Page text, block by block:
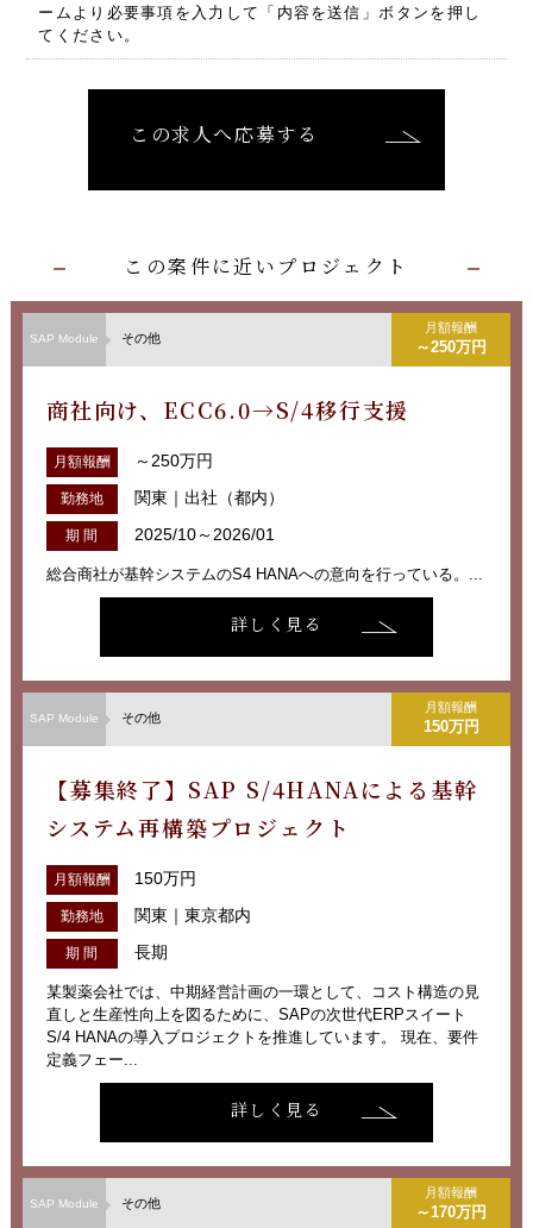
ームより必要事項を入力して「内容を送信」ボタンを押し
てください。
この求人へ応募する
この案件に近いプロジェクト
SAP Module その他
月額報酬
～250万円
商社向け、ECC6.0→S/4移行支援
月額報酬 ～250万円
勤務地 関東｜出社（都内）
期 間 2025/10～2026/01
総合商社が基幹システムのS4 HANAへの意向を行っている。...
詳しく見る
SAP Module その他
月額報酬
150万円
【募集終了】SAP S/4HANAによる基幹
システム再構築プロジェクト
月額報酬 150万円
勤務地 関東｜東京都内
期 間 長期
某製薬会社では、中期経営計画の一環として、コスト構造の見
直しと生産性向上を図るために、SAPの次世代ERPスイート
S/4 HANAの導入プロジェクトを推進しています。 現在、要件
定義フェー...
詳しく見る
SAP Module その他
月額報酬
～170万円